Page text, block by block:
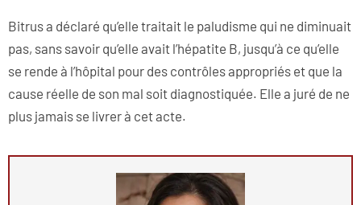
Bitrus a déclaré qu’elle traitait le paludisme qui ne diminuait
pas, sans savoir qu’elle avait l’hépatite B, jusqu’à ce qu’elle
se rende à l’hôpital pour des contrôles appropriés et que la
cause réelle de son mal soit diagnostiquée. Elle a juré de ne
plus jamais se livrer à cet acte.